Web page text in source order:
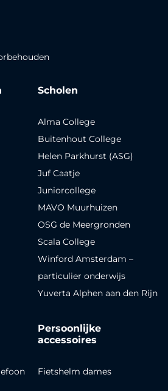
Scholen
Alma College
Buitenhout College
Helen Parkhurst (ASG)
Juf Caatje
Juniorcollege
MAVO Muurhuizen
OSG de Meergronden
Scala College
Winford Amsterdam –
particulier onderwijs
Yuverta Alphen aan den Rijn
Persoonlijke
accessoires
Fietshelm dames